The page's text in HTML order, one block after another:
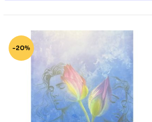
-20%